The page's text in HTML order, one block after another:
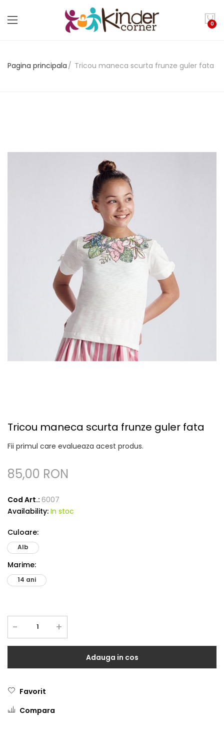
0
Pagina principala Tricou maneca scurta frunze guler fata
Tricou maneca scurta frunze guler fata
Fii primul care evalueaza acest produs.
85,00 RON
Cod Art.: 6007
Availability: In stoc
Culoare:
Alb
Marime:
14 ani
- +
Adauga in cos
Favorit
Compara